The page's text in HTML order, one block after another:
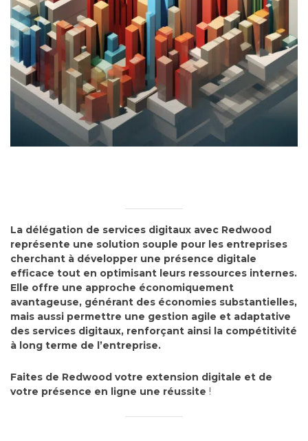
La délégation de services digitaux avec Redwood
représente une solution souple pour les entreprises
cherchant à développer une présence digitale
efficace tout en optimisant leurs ressources internes.
Elle offre une approche économiquement
avantageuse, générant des économies substantielles,
mais aussi permettre une gestion agile et adaptative
des services digitaux, renforçant ainsi la compétitivité
à long terme de l’entreprise.
Faites de Redwood votre extension digitale et de
votre présence en ligne une réussite !